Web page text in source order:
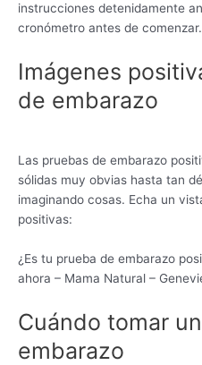
instrucciones detenidamente
cronómetro antes de comenzar.
Imágenes
de embarazo
Las pruebas de embarazo
sólidas muy obvias hasta tan
imaginando cosas. Echa un
positivas:
¿Es tu prueba de embarazo
ahora – Mama Natural –
Cuándo tomar
embarazo